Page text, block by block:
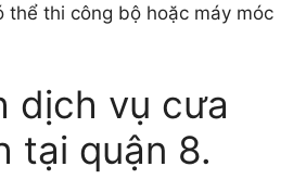
thể thi công bộ hoặc máy móc
dịch vụ cưa
tại quận 8.